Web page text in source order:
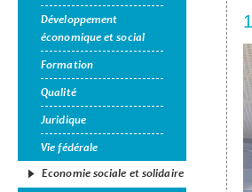
Développement
économique et social
Formation
Qualité
Juridique
Vie fédérale
Economie sociale et solidaire